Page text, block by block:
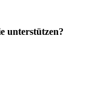
unterstützen?